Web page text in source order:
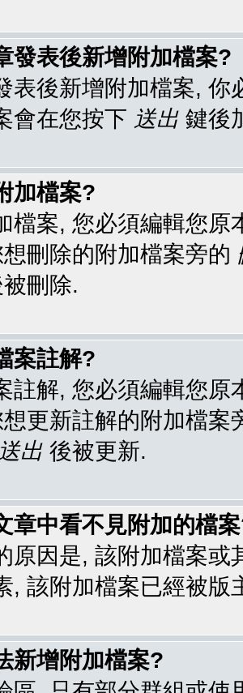
發表後新增附加檔案?
表後新增附加檔案,
會在您按下 送出 鍵後
加檔案?
檔案, 您必須編輯您
刪除的附加檔案旁的
刪除.
案註解?
註解, 您必須編輯您
更新註解的附加檔案
送出 後被更新.
章中看不見附加的檔
原因是, 該附加檔案
, 該附加檔案已經被版
新增附加檔案?